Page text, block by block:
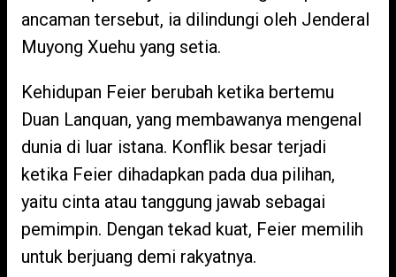
ancaman tersebut, ia dilindungi oleh Jenderal
Muyong Xuehu yang setia.
Kehidupan Feier berubah ketika bertemu
Duan Lanquan, yang membawanya mengenal
dunia di luar istana. Konflik besar terjadi
ketika Feier dihadapkan pada dua pilihan,
yaitu cinta atau tanggung jawab sebagai
pemimpin. Dengan tekad kuat, Feier memilih
untuk berjuang demi rakyatnya.